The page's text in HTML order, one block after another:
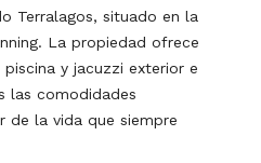
Terralagos, situado en la
La propiedad ofrece
y jacuzzi exterior e
las comodidades
de la vida que siempre